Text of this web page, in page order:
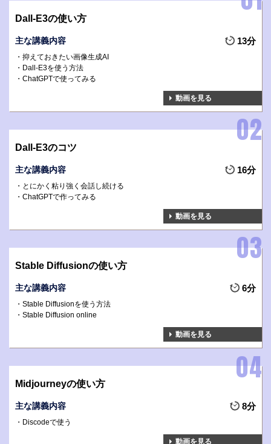
Dall-E3の使い方
主な講義内容 13分
抑えておきたい画像生成AI
Dall-E3を使う方法
ChatGPTで使ってみる
動画を見る
Dall-E3のコツ
主な講義内容 16分
とにかく粘り強く会話し続ける
ChatGPTで作ってみる
動画を見る
Stable Diffusionの使い方
主な講義内容 6分
Stable Diffusionを使う方法
Stable Diffusion online
動画を見る
Midjourneyの使い方
主な講義内容 8分
Discodeで使う
動画を見る